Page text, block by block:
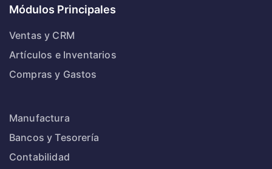
Módulos Principales
Ventas y CRM
Artículos e Inventarios
Compras y Gastos
Manufactura
Bancos y Tesorería
Contabilidad